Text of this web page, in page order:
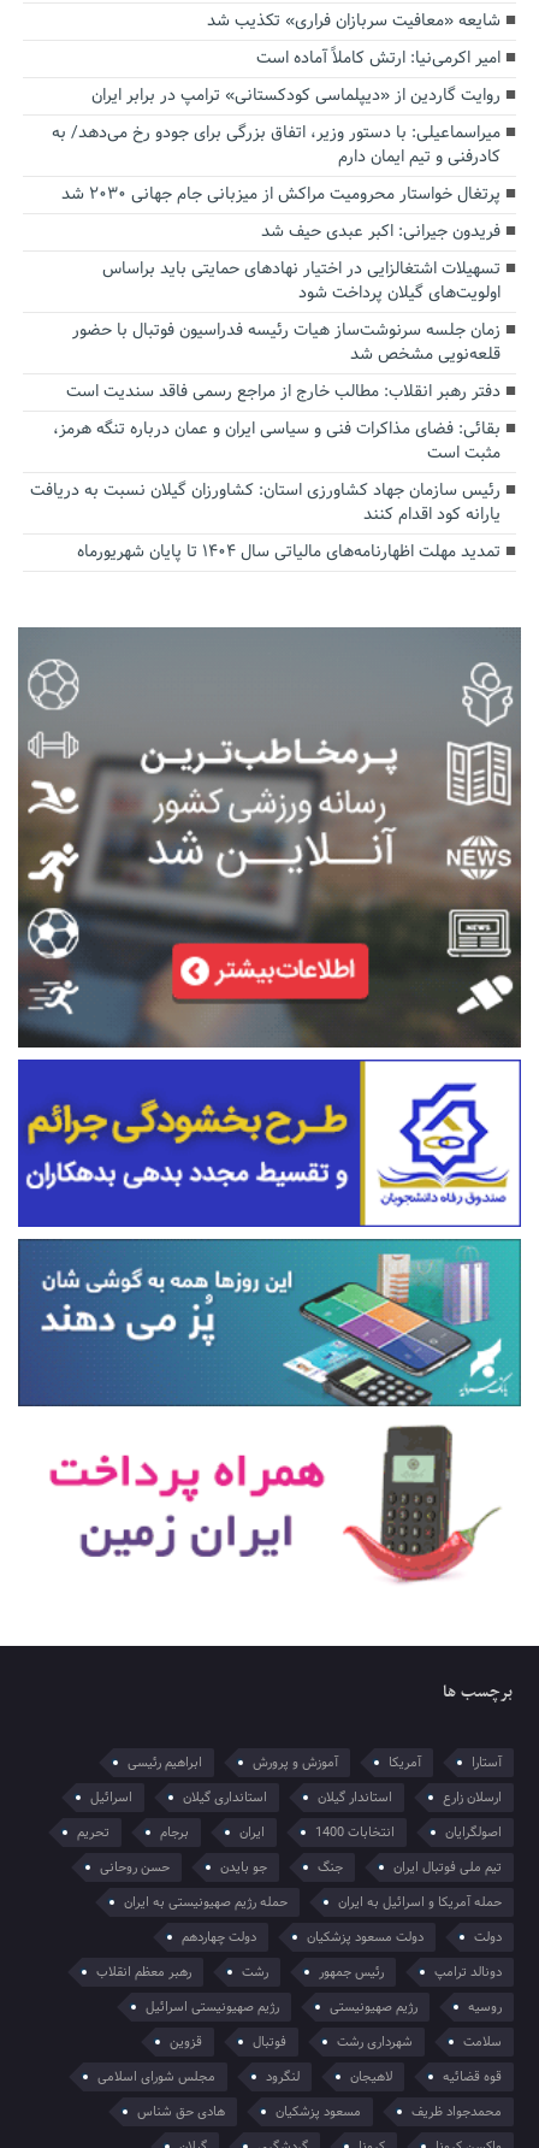
شایعه «معافیت سربازان فراری» تکذیب شد
امیر اکرمی‌نیا: ارتش کاملاً آماده است
روایت گاردین از «دیپلماسی کودکستانی» ترامپ در برابر ایران
میراسماعیلی: با دستور وزیر، اتفاق بزرگی برای جودو رخ می‌دهد/ به
کادرفنی و تیم ایمان دارم
پرتغال خواستار محرومیت مراکش از میزبانی جام جهانی ۲۰۳۰ شد
فریدون جیرانی: اکبر عبدی حیف شد
تسهیلات اشتغالزایی در اختیار نهادهای حمایتی باید براساس
اولویت‌های گیلان پرداخت شود
زمان جلسه سرنوشت‌ساز هیات رئیسه فدراسیون فوتبال با حضور
قلعه‌نویی مشخص شد
دفتر رهبر انقلاب: مطالب خارج از مراجع رسمی فاقد سندیت است
بقائی: فضای مذاکرات فنی و سیاسی ایران و عمان درباره تنگه هرمز،
مثبت است
رئیس سازمان جهاد کشاورزی استان: کشاورزان گیلان نسبت به دریافت
یارانه کود اقدام کنند
تمدید مهلت اظهارنامه‌های مالیاتی سال ۱۴۰۴ تا پایان شهریورماه
برچسب ها
آستارا آمریکا آموزش و پرورش
ابراهیم رئیسی
ارسلان زارع
استاندار گیلان استانداری گیلان
اسرائیل
اصولگرایان
انتخابات 1400 ایران برجام
تحریم
تیم ملی فوتبال ایران
جنگ جو بایدن
حسن روحانی
حمله آمریکا و اسرائیل به ایران
حمله رژیم صهیونیستی به ایران
دولت
دولت مسعود پزشکیان
دولت چهاردهم
دونالد ترامپ
رئیس جمهور رشت
رهبر معظم انقلاب
روسیه
رژیم صهیونیستی
رژیم صهیونیستی اسرائیل
سلامت
شهرداری رشت فوتبال
قزوین
قوه قضائیه
لاهیجان لنگرود
مجلس شورای اسلامی
محمدجواد ظریف
مسعود پزشکیان
هادی حق شناس